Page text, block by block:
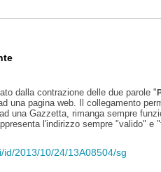
dalla contrazione delle due parole "
una pagina web. Il collegamento
una Gazzetta, rimanga sempre
l'indirizzo sempre "valido"
id/2013/10/24/13A08504/sg